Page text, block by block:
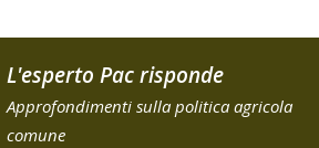
L'esperto Pac risponde
Approfondimenti sulla politica agricola
comune